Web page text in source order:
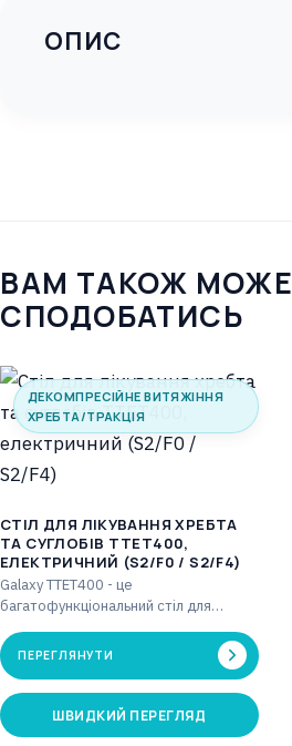
ОПИС
ВАМ ТАКОЖ МОЖЕ
СПОДОБАТИСЬ
ДЕКОМПРЕСІЙНЕ ВИТЯЖІННЯ
ХРЕБТА/ТРАКЦІЯ
CТІЛ ДЛЯ ЛІКУВАННЯ ХРЕБТА
ТА СУГЛОБІВ TTET400,
ЕЛЕКТРИЧНИЙ (S2/F0 / S2/F4)
Galaxy TTET400 - це
багатофункціональний стіл для
поєднанні з блоком…
ПЕРЕГЛЯНУТИ
ШВИДКИЙ ПЕРЕГЛЯД